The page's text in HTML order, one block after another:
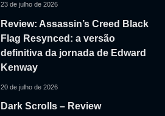
23 de julho de 2026
Review: Assassin’s Creed Black
Flag Resynced: a versão
definitiva da jornada de Edward
Kenway
20 de julho de 2026
Dark Scrolls – Review